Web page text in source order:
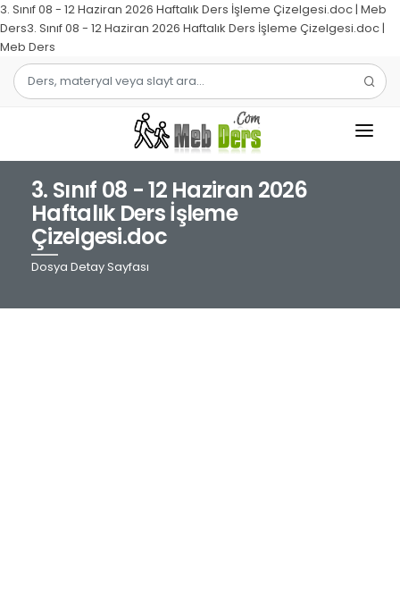
3. Sınıf 08 - 12 Haziran 2026 Haftalık Ders İşleme Çizelgesi.doc | Meb
Ders3. Sınıf 08 - 12 Haziran 2026 Haftalık Ders İşleme Çizelgesi.doc |
Meb Ders
1.SINIF
2.SINIF
3.SINIF
4.SINIF
3. Sınıf 08 - 12 Haziran 2026
Haftalık Ders İşleme
Çizelgesi.doc
Dosya Detay Sayfası